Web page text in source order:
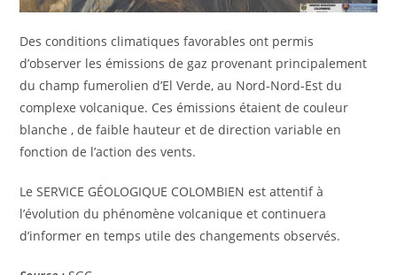
Des conditions climatiques favorables ont permis
d’observer les émissions de gaz provenant principalement
du champ fumerolien d’El Verde, au Nord-Nord-Est du
complexe volcanique. Ces émissions étaient de couleur
blanche , de faible hauteur et de direction variable en
fonction de l’action des vents.
Le SERVICE GÉOLOGIQUE COLOMBIEN est attentif à
l’évolution du phénomène volcanique et continuera
d’informer en temps utile des changements observés.